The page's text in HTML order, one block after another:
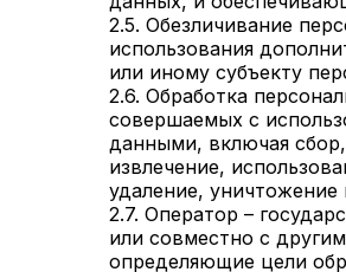
2.5. Обезличивание
использования
или иному субъекту
2.6. Обработка
совершаемых с
данными, включая
извлечение,
удаление,
2.7. Оператор –
или совместно с
определяющие цели